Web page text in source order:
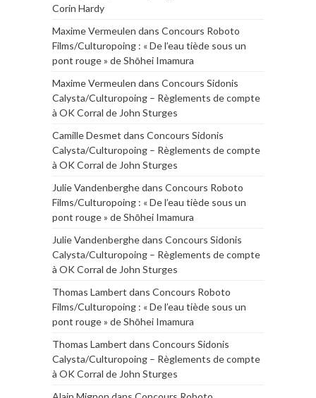
Corin Hardy
Maxime Vermeulen dans Concours Roboto
Films/Culturopoing : « De l’eau tiède sous un
pont rouge » de Shōhei Imamura
Maxime Vermeulen dans Concours Sidonis
Calysta/Culturopoing – Règlements de compte
à OK Corral de John Sturges
Camille Desmet dans Concours Sidonis
Calysta/Culturopoing – Règlements de compte
à OK Corral de John Sturges
Julie Vandenberghedans Concours Roboto
Films/Culturopoing : « De l’eau tiède sous un
pont rouge » de Shōhei Imamura
Julie Vandenberghedans Concours Sidonis
Calysta/Culturopoing – Règlements de compte
à OK Corral de John Sturges
Thomas Lambert dans Concours Roboto
Films/Culturopoing : « De l’eau tiède sous un
pont rouge » de Shōhei Imamura
Thomas Lambert dans Concours Sidonis
Calysta/Culturopoing – Règlements de compte
à OK Corral de John Sturges